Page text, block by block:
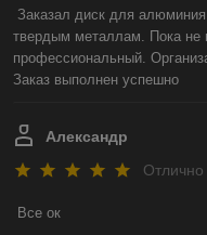
Заказал диск для
твердым металлам. Пока не
профессиональный.
Заказ выполнен успешно
Александр
Отлично
Все ок